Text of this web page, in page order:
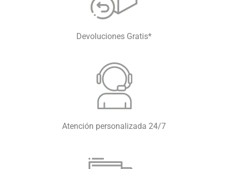
Devoluciones Gratis*
Atención personalizada 24/7